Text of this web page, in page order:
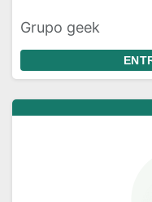
Grupo geek